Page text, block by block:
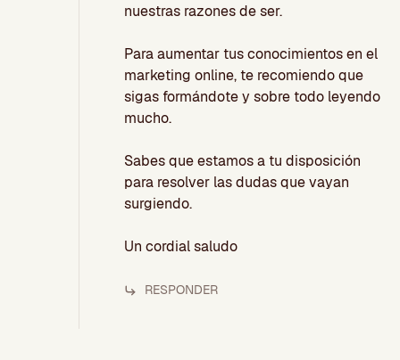
nuestras razones de ser.
Para aumentar tus conocimientos en el
marketing online, te recomiendo que
sigas formándote y sobre todo leyendo
mucho.
Sabes que estamos a tu disposición
para resolver las dudas que vayan
surgiendo.
Un cordial saludo
RESPONDER